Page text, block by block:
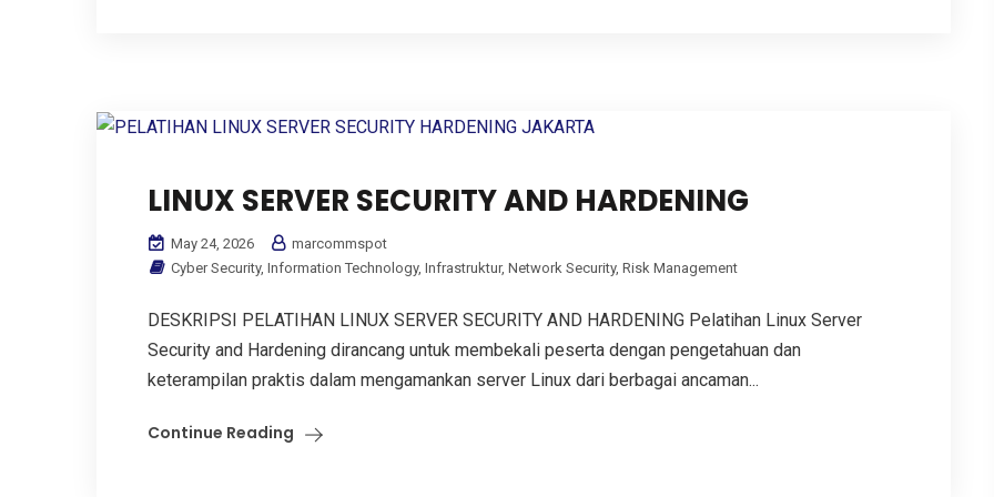
LINUX SERVER SECURITY AND HARDENING
May 24, 2026
marcommspot
Cyber Security, Information Technology, Infrastruktur, Network Security, Risk Management
DESKRIPSI PELATIHAN LINUX SERVER SECURITY AND HARDENING Pelatihan Linux Server
Security and Hardening dirancang untuk membekali peserta dengan pengetahuan dan
keterampilan praktis dalam mengamankan server Linux dari berbagai ancaman...
Continue Reading